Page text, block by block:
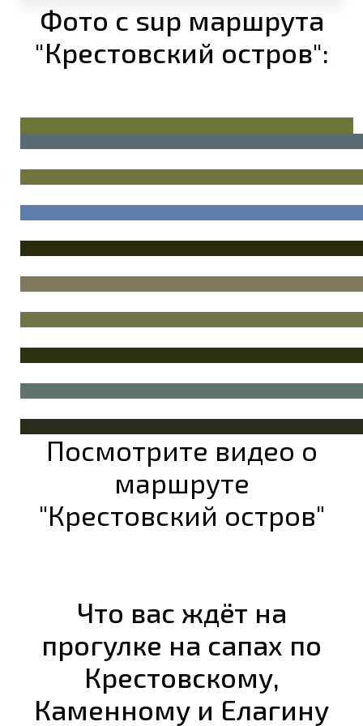
Фото с sup маршрута
"Крестовский остров":
Посмотрите видео о
маршруте
"Крестовский остров"
Что вас ждёт на
прогулке на сапах по
Крестовскому,
Каменному и Елагину